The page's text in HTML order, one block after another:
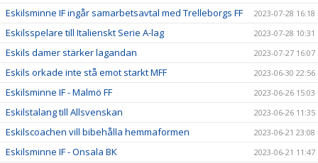
Eskilsminne IF ingår samarbetsavtal med Trelleborgs FF 2023-07-28 16:18
Eskilsspelare till Italienskt Serie A-lag 2023-07-28 10:31
Eskils damer stärker lagandan 2023-07-27 16:07
Eskils orkade inte stå emot starkt MFF 2023-06-30 22:56
Eskilsminne IF - Malmö FF 2023-06-26 15:03
Eskilstalang till Allsvenskan 2023-06-26 11:35
Eskilscoachen vill bibehålla hemmaformen 2023-06-21 23:08
Eskilsminne IF - Onsala BK 2023-06-21 11:47